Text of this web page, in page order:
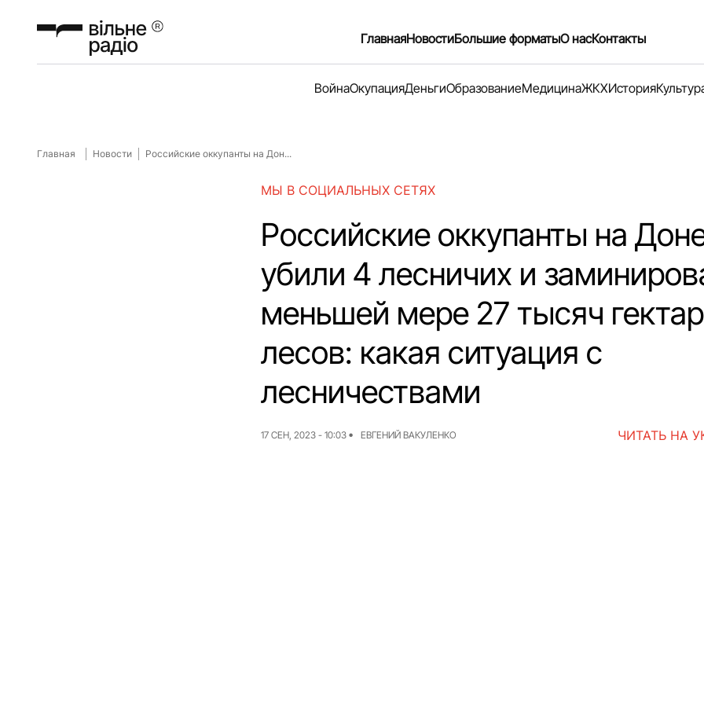
ГлавнаяНовостиБольшие форматыО насКонтакты
ВойнаОкупацияДеньгиОбразованиеМедицинаЖКХИстория
Главная Новости Российские оккупанты на Дон...
МЫ В СОЦИАЛЬНЫХ СЕТЯХ
Российские оккупанты на
убили 4 лесничих и
меньшей мере 27 тысяч
лесов: какая ситуация с
лесничествами
17 СЕН, 2023 - 10:03 ЕВГЕНИЙ ВАКУЛЕНКО ЧИТАТЬ НА